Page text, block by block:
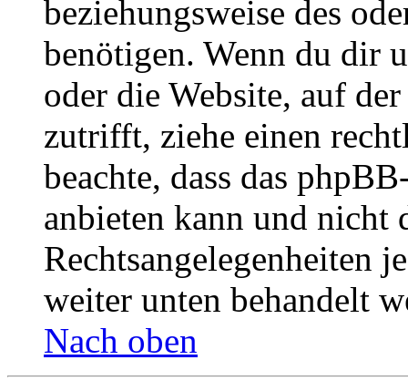
beziehungsweise des
benötigen. Wenn du dir
oder die Website, auf
zutrifft, ziehe einen
beachte, dass das
anbieten kann und nicht
Rechtsangelegenheiten
weiter unten behandelt
Nach oben